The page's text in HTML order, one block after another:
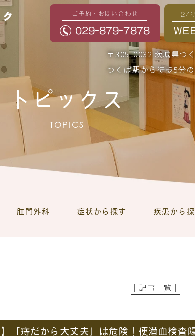
ご予約・お問い合わせ
029-879-7878
24
〒305-0032 茨城県つ
つくば駅から徒歩5分
トピックス
TOPICS
肛門外科 症状から探す 疾患から
│記事一覧│
】「痔だから大丈夫」は危険！便潜血検査